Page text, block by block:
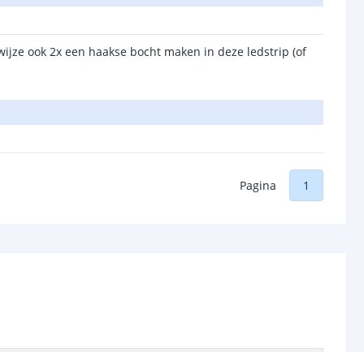
ook 2x een haakse bocht maken in deze ledstrip (of
Pagina 1